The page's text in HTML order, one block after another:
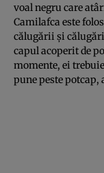
voal negru care
Camilafca este
călugării şi
capul acoperit de
momente, ei
pune peste potcap,